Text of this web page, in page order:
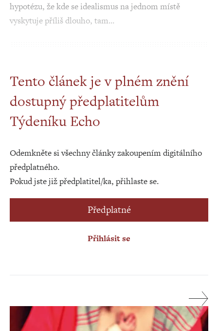
hypotézu, že kde se idealismus na jednom místě
vyskytuje příliš dlouho, tam…
Tento článek je v plném znění
dostupný předplatitelům
Týdeníku Echo
Odemkněte si všechny články zakoupením digitálního
předplatného.
Pokud jste již předplatitel/ka, přihlaste se.
Předplatné
Přihlásit se